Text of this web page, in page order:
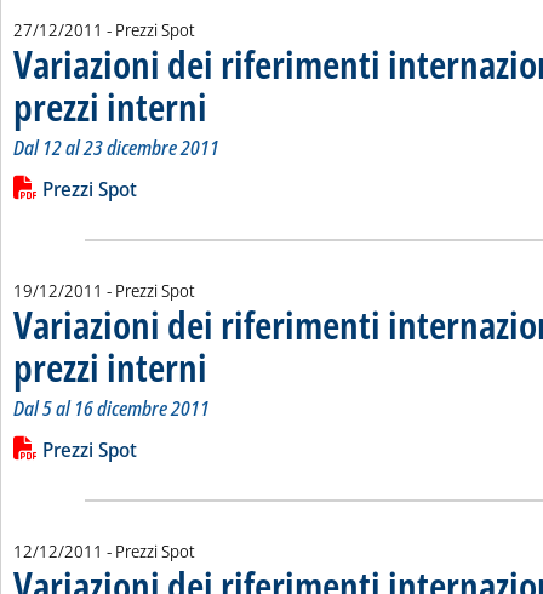
27/12/2011 - Prezzi Spot
Variazioni dei riferimenti
prezzi interni
Dal 12 al 23 dicembre 2011
Leggi tutta la notizia: 'Variazioni dei riferimenti
Lista allegati PDF alla notizia
Prezzi Spot
19/12/2011 - Prezzi Spot
Variazioni dei riferimenti
prezzi interni
Dal 5 al 16 dicembre 2011
Leggi tutta la notizia: 'Variazioni dei riferimenti
Lista allegati PDF alla notizia
Prezzi Spot
12/12/2011 - Prezzi Spot